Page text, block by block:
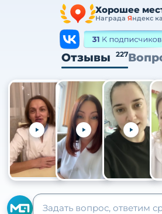
Хорошее
Награда Яндекс
Отзывы 227